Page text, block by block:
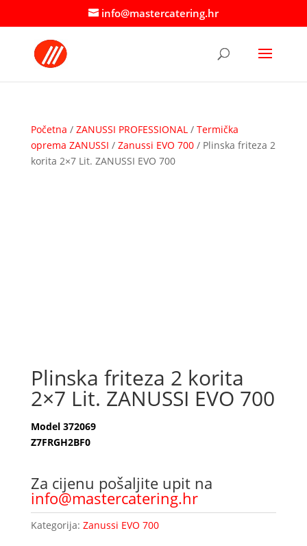
info@mastercatering.hr
Početna / ZANUSSI PROFESSIONAL / Termička
oprema ZANUSSI / Zanussi EVO 700/ Plinska friteza 2
korita 2×7 Lit. ZANUSSI EVO 700
Plinska friteza 2 korita
2×7 Lit. ZANUSSI EVO 700
Model 372069
Z7FRGH2BF0
Za cijenu pošaljite upit na
info@mastercatering.hr
Kategorija: Zanussi EVO 700